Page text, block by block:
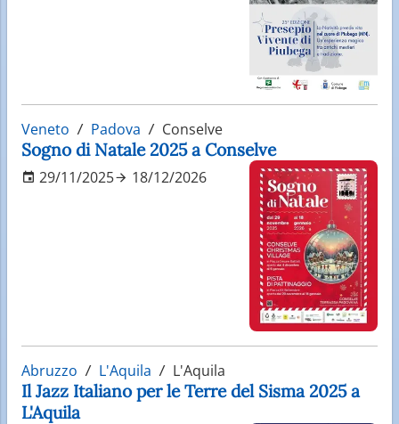
Veneto Padova Conselve
Sogno di Natale 2025 a Conselve
29/11/2025 18/12/2026
Abruzzo L'Aquila L'Aquila
Il Jazz Italiano per le Terre del Sisma 2025 a
L'Aquila